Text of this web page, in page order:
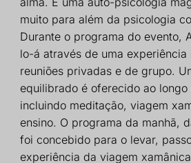
muito para além da psicologia
Durante o programa do evento,
lo-á através de uma experiência
reuniões privadas e de grupo.
equilibrado é oferecido ao
incluindo meditação, viagem
ensino. O programa da manhã,
foi concebido para o levar,
experiência da viagem